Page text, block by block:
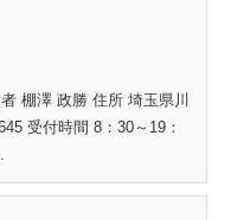
棚澤 政勝 住所 埼玉県川
受付時間 8：30～19：